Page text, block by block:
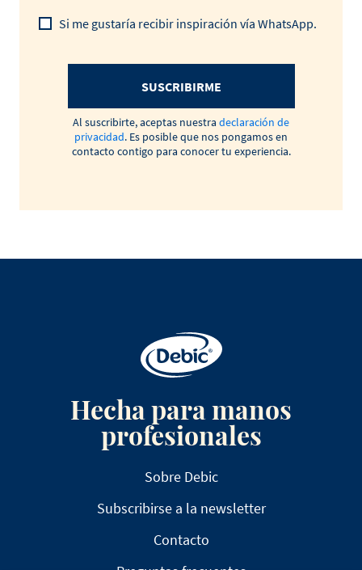
Si me gustaría recibir inspiración vía WhatsApp.
SUSCRIBIRME
Al suscribirte, aceptas nuestra declaración de
privacidad. Es posible que nos pongamos en
contacto contigo para conocer tu experiencia.
Hecha para manos
profesionales
Sobre Debic
Subscribirse a la newsletter
Contacto